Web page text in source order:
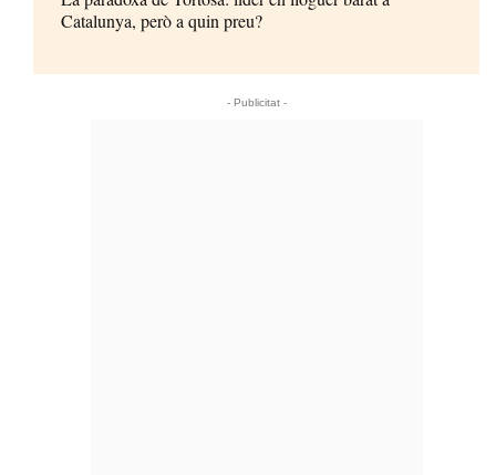
Catalunya, però a quin preu?
- Publicitat -